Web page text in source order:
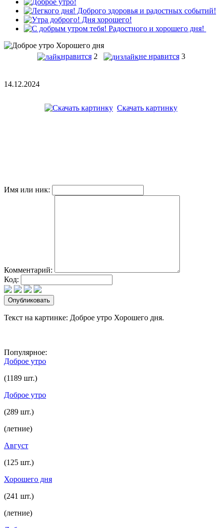
нравится 2 не нравится 3
14.12.2024
Скачать картинку
Имя или ник:
Комментарий:
Код:
Текст на картинке: Доброе утро Хорошего дня.
Популярное:
Доброе утро
(1189 шт.)
Доброе утро
(289 шт.)
(летние)
Август
(125 шт.)
Хорошего дня
(241 шт.)
(летние)